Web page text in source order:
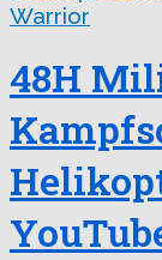
48H